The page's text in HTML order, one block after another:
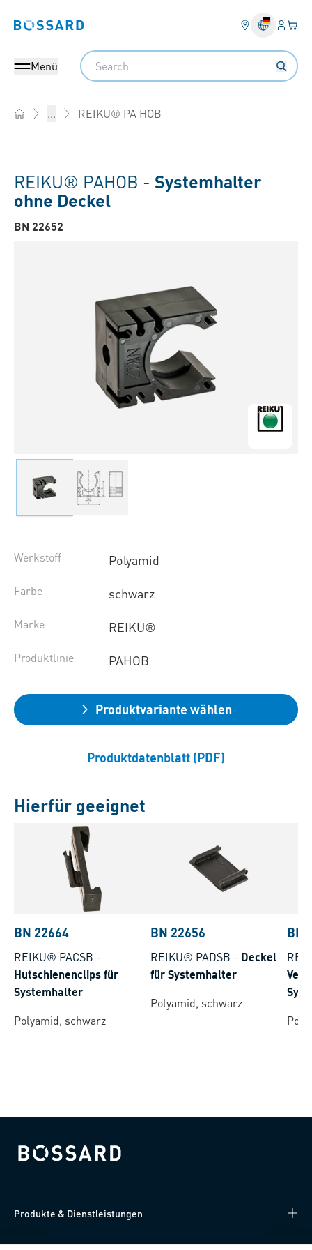
Bossard homepage Ihr
Menü
Search
... REIKU® PA HOB
REIKU® PAHOB - Systemhalter
ohne Deckel
BN 22652
Werkstoff Polyamid
Farbe schwarz
Marke REIKU®
Produktlinie PAHOB
Produktvariante wählen
Produktdatenblatt (PDF)
Hierfür geeignet
BN 22664
REIKU® PACSB -
Hutschienenclips für
Systemhalter
Polyamid, schwarz
BN 22656
REIKU® PADSB - Deckel
für Systemhalter
Polyamid, schwarz
BN
Bossard homepage
Produkte & Dienstleistungen